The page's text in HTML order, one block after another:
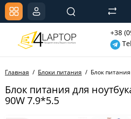
+38
Главная Блоки питания Блок
Блок питания для
90W 7.9*5.5